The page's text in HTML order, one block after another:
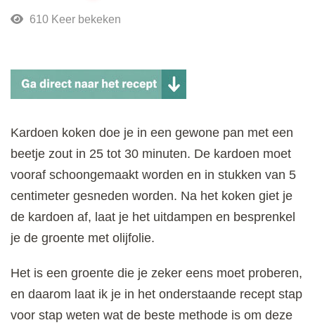
610 Keer bekeken
Kardoen koken doe je in een gewone pan met een
beetje zout in 25 tot 30 minuten. De kardoen moet
vooraf schoongemaakt worden en in stukken van 5
centimeter gesneden worden. Na het koken giet je
de kardoen af, laat je het uitdampen en besprenkel
je de groente met olijfolie.
Het is een groente die je zeker eens moet proberen,
en daarom laat ik je in het onderstaande recept stap
voor stap weten wat de beste methode is om deze